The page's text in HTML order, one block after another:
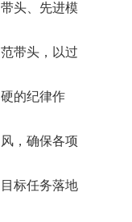
带头、先进模
范带头，以过
硬的纪律作
风，确保各项
目标任务落地